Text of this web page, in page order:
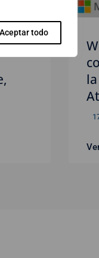
Aceptar todo
El